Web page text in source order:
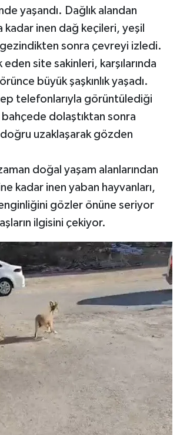
yaşandı. Dağlık alandan
kadar inen dağ keçileri, yeşil
sonra çevreyi izledi.
eden site sakinleri, karşılarında
büyük şaşkınlık yaşadı.
telefonlarıyla görüntülediği
dolaştıktan sonra
uzaklaşarak gözden
doğal yaşam alanlarından
kadar inen yaban hayvanları,
gözler önüne seriyor
ilgisini çekiyor.